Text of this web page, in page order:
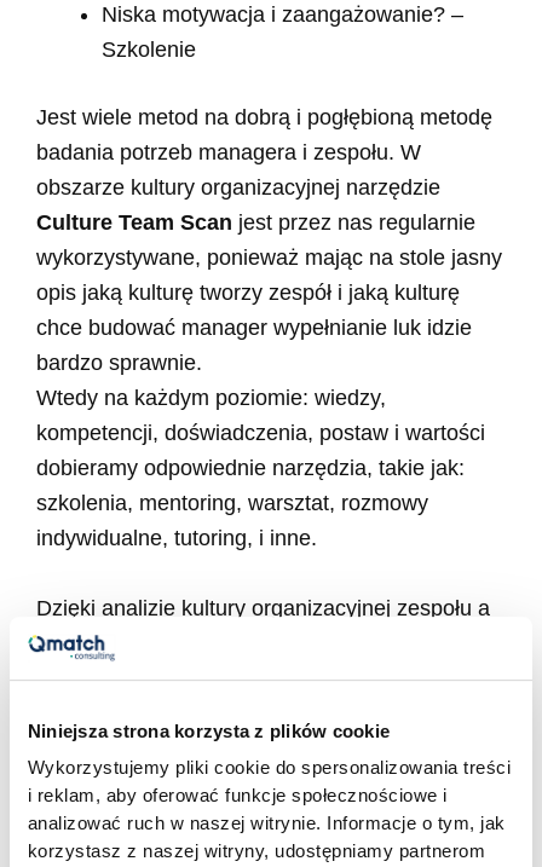
Niniejsza strona korzysta z plików cookie
Wykorzystujemy pliki cookie do spersonalizowania treści
i reklam, aby oferować funkcje społecznościowe i
analizować ruch w naszej witrynie. Informacje o tym, jak
korzystasz z naszej witryny, udostępniamy partnerom
Niska motywacja i zaangażowanie? –
Szkolenie
Jest wiele metod na dobrą i pogłębioną metodę
badania potrzeb managera i zespołu. W
obszarze kultury organizacyjnej narzędzie
Culture Team Scan jest przez nas regularnie
wykorzystywane, ponieważ mając na stole jasny
opis jaką kulturę tworzy zespół i jaką kulturę
chce budować manager wypełnianie luk idzie
bardzo sprawnie.
Wtedy na każdym poziomie: wiedzy,
kompetencji, doświadczenia, postaw i wartości
dobieramy odpowiednie narzędzia, takie jak:
szkolenia, mentoring, warsztat, rozmowy
indywidualne, tutoring, i inne.
Dzięki analizie kultury organizacyjnej zespołu a
nie tylko indywidualnych cech jego członków
(np. stylów poznawczych czy osobowości)
się określić to co tworzą jednostki razem, jaką
budują kulturę i klimat. Narzędzie
Culture Team
Scanpozwala analizować grupę jako całość i
jest tym samym innowacją wobec narzędzi,